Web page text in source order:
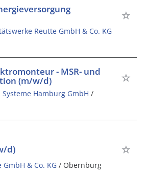
Reutte GmbH & Co. KG
- MSR- und
(m/w/d)
Systeme Hamburg GmbH /
d)
& Co. KG / Obernburg